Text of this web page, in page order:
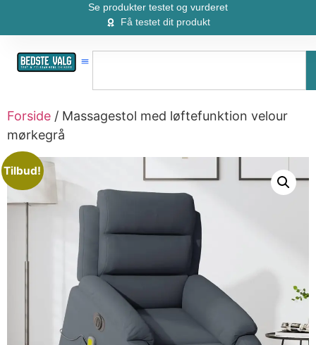
Se produkter testet og vurderet
Få testet dit produkt
Forside / Massagestol med løftefunktion velour
mørkegrå
Tilbud!